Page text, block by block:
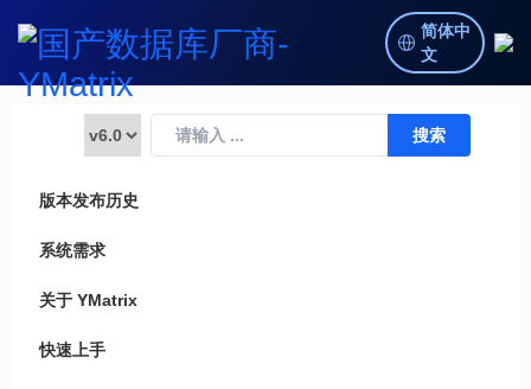
简体中
文
版本发布历史
系统需求
关于 YMatrix
快速上手